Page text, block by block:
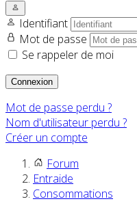
Identifiant
Mot de passe
Se rappeler de moi
Connexion
Mot de passe perdu ?
Nom d'utilisateur perdu ?
Créer un compte
Forum
Entraide
Consommations